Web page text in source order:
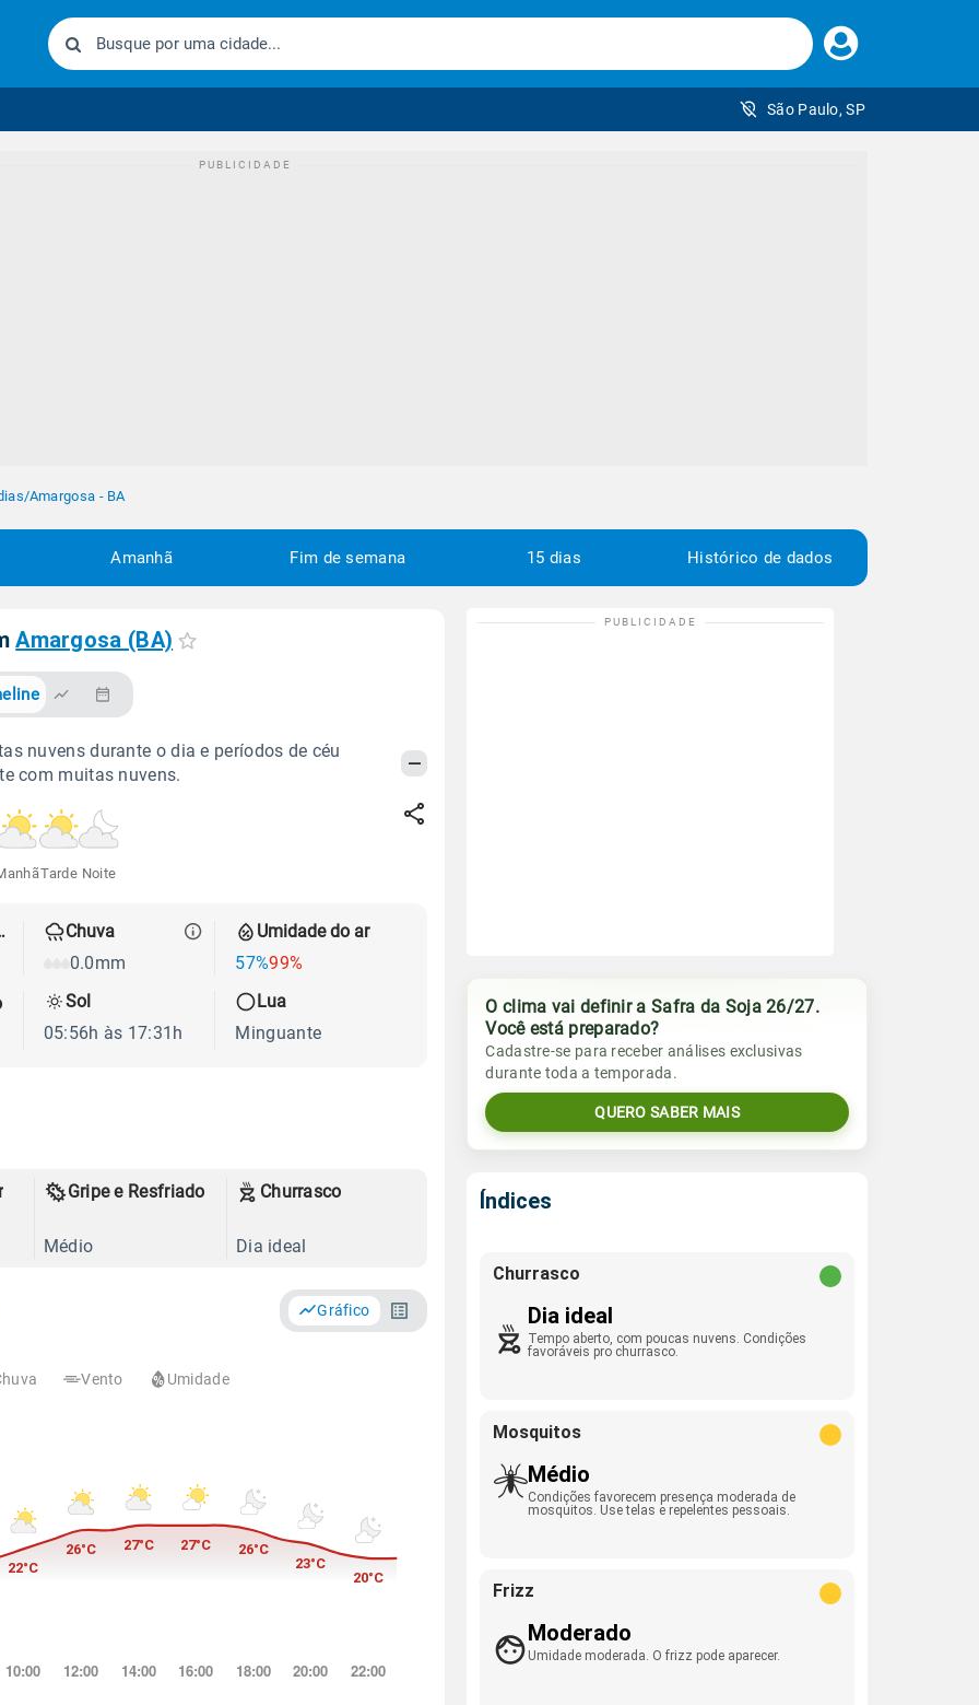
Faça
seu
São Paulo, SP
/Amargosa - BA
Amanhã Fim de semana 15 dias Histórico de dados
Amargosa (BA)
nuvens durante o dia e períodos de céu
com muitas nuvens.
Tarde Noite
Chuva
0.0mm
Umidade do ar
57%99%
Sol
05:56h às 17:31h
Lua
Minguante
Gripe e Resfriado
Médio
Churrasco
Dia ideal
Gráfico
Vento Umidade
O clima vai definir a Safra da Soja 26/27.
Você está preparado?
Cadastre-se para receber análises exclusivas
durante toda a temporada.
QUERO SABER MAIS
Índices
Churrasco
Dia ideal
Tempo aberto, com poucas nuvens. Condições
favoráveis pro churrasco.
Mosquitos
Médio
Condições favorecem presença moderada de
mosquitos. Use telas e repelentes pessoais.
Frizz
Moderado
Umidade moderada. O frizz pode aparecer.